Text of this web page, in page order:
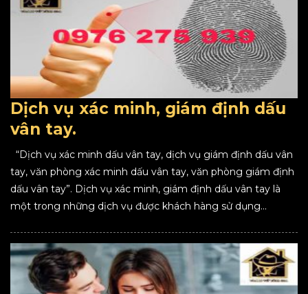
Dịch vụ xác minh, giám định dấu
vân tay.
“Dịch vụ xác minh dấu vân tay, dịch vụ giám định dấu vân
tay, văn phòng xác minh dấu vân tay, văn phòng giám định
dấu vân tay”. Dịch vụ xác minh, giám định dấu vân tay là
một trong những dịch vụ được khách hàng sử dụng...